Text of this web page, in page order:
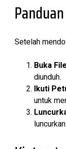
Setelah
Buka
diunduh.
Ikuti
untuk